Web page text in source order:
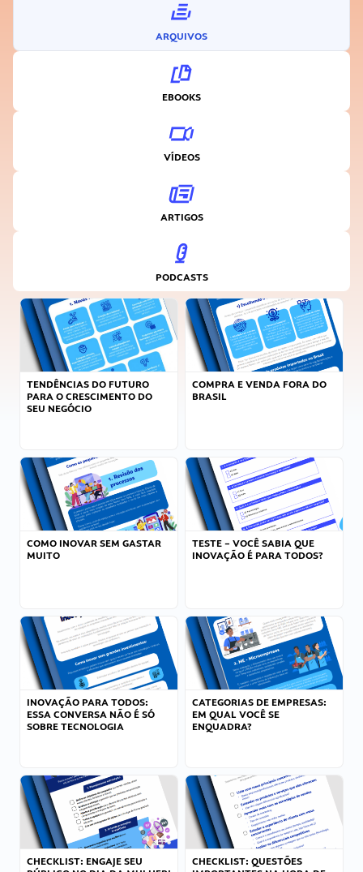
ARQUIVOS
EBOOKS
VÍDEOS
ARTIGOS
PODCASTS
TENDÊNCIAS DO FUTURO
PARA O CRESCIMENTO DO
SEU NEGÓCIO
COMPRA E VENDA FORA DO
BRASIL
COMO INOVAR SEM GASTAR
MUITO
TESTE – VOCÊ SABIA QUE
INOVAÇÃO É PARA TODOS?
INOVAÇÃO PARA TODOS:
ESSA CONVERSA NÃO É SÓ
SOBRE TECNOLOGIA
CATEGORIAS DE EMPRESAS:
EM QUAL VOCÊ SE
ENQUADRA?
CHECKLIST: ENGAJE SEU
CHECKLIST: QUESTÕES